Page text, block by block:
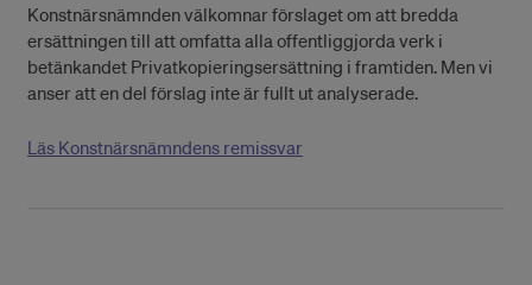
Konstnärsnämnden välkomnar förslaget om att bredda
ersättningen till att omfatta alla offentliggjorda verk i
betänkandet Privatkopieringsersättning i framtiden. Men vi
anser att en del förslag inte är fullt ut analyserade.
Läs Konstnärsnämndens remissvar